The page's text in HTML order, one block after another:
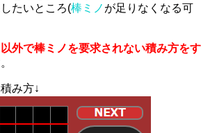
たいところ(棒ミノ が足りなくなる可
外で棒ミノを要求されない積み方をす
み方↓